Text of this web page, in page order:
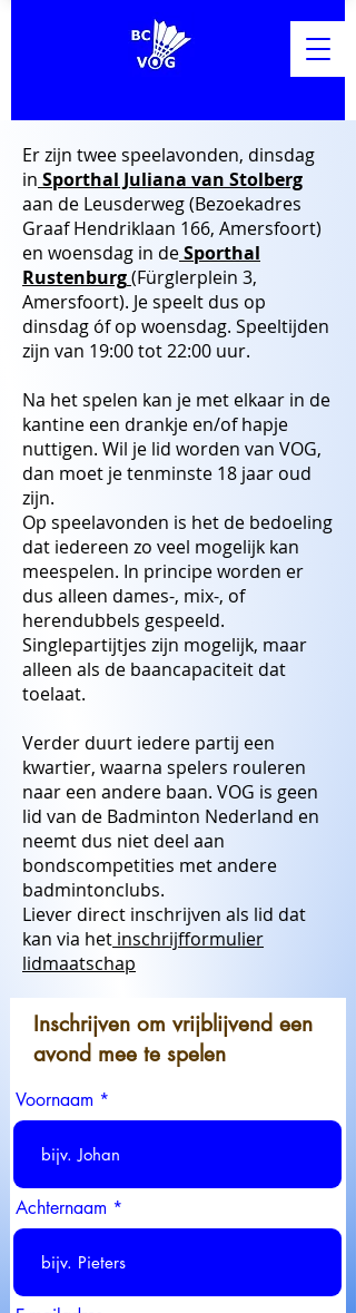
Er zijn twee speelavonden, dinsdag
in Sporthal Juliana van Stolberg
aan de Leusderweg (Bezoekadres
Graaf Hendriklaan 166, Amersfoort)
en woensdag in deSporthal
Rustenburg(Fürglerplein 3,
Amersfoort). Je speelt dus op
dinsdag óf op woensdag. Speeltijden
zijn van 19:00 tot 22:00 uur.
Na het spelen kan je met elkaar in de
kantine een drankje en/of hapje
nuttigen. Wil je lid worden van VOG,
dan moet je tenminste 18 jaar oud
zijn.
Op speelavonden is het de bedoeling
dat iedereen zo veel mogelijk kan
meespelen. In principe worden er
dus alleen dames-, mix-, of
herendubbels gespeeld.
Singlepartijtjes zijn mogelijk, maar
alleen als de baancapaciteit dat
toelaat.
Verder duurt iedere partij een
kwartier, waarna spelers rouleren
naar een andere baan. VOG is geen
lid van de Badminton Nederland en
neemt dus niet deel aan
bondscompetities met andere
badmintonclubs.
Liever direct inschrijven als lid dat
kan via het inschrijfformulier
lidmaatschap
Inschrijven om vrijblijvend een
avond mee te spelen
Voornaam
Achternaam